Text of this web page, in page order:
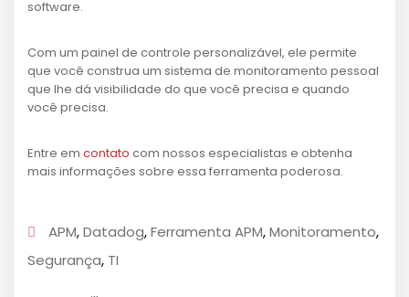
software.
Com um painel de controle personalizável, ele permite
que você construa um sistema de monitoramento pessoal
que lhe dá visibilidade do que você precisa e quando
você precisa.
Entre em contato com nossos especialistas e obtenha
mais informações sobre essa ferramenta poderosa.
APM,Datadog,Ferramenta APM,Monitoramento,
Segurança, TI